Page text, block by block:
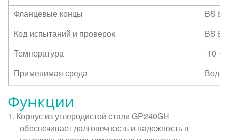
Фланцевые концы
BS
Код испытаний и проверок
BS
Температура
-10 ~
Применимая среда
Функции
1. Корпус из углеродистой стали GP240GH
обеспечивает долговечность и надежность в